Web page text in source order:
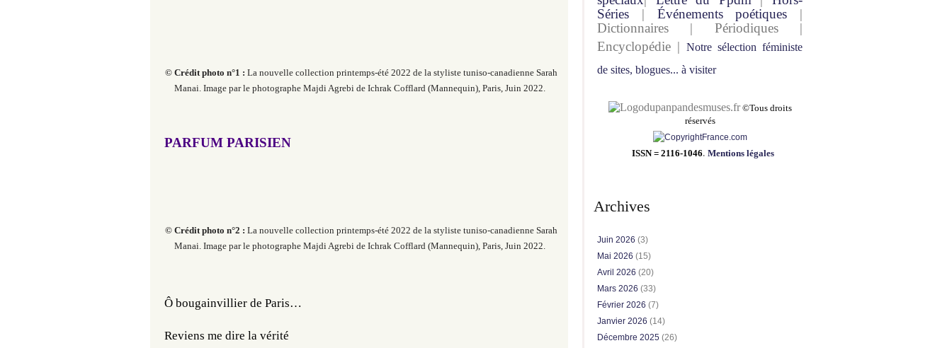
© Crédit photo n°1 : La nouvelle collection printemps-été 2022 de la styliste tuniso-canadienne Sarah
Manai. Image par le photographe Majdi Agrebi de Ichrak Cofflard (Mannequin), Paris, Juin 2022.
PARFUM PARISIEN
© Crédit photo n°2 : La nouvelle collection printemps-été 2022 de la styliste tuniso-canadienne Sarah
Manai. Image par le photographe Majdi Agrebi de Ichrak Cofflard (Mannequin), Paris, Juin 2022.
Ô bougainvillier de Paris…
Reviens me dire la vérité
Séries | Événements poétiques |
Dictionnaires | Périodiques |
Encyclopédie | Notre sélection féministe
de sites, blogues... à visiter
pandesmuses.fr ©Tous droits
réservés
ISSN = 2116-1046. Mentions légales
Archives
Juin 2026 (3)
Mai 2026 (15)
Avril 2026 (20)
Mars 2026 (33)
Février 2026 (7)
Janvier 2026 (14)
Décembre 2025 (26)